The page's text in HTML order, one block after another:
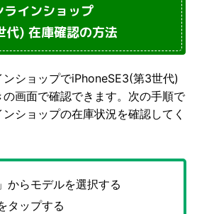
インショップ
代) 在庫確認の方法
ショップでiPhoneSE3(第3世代)
画面で確認できます。次の手順で
ショップの在庫状況を確認してく
からモデルを選択する
タップする